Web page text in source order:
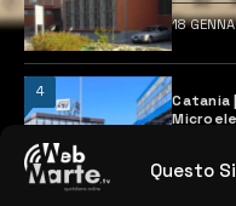
Questo
18
4
Catania
28